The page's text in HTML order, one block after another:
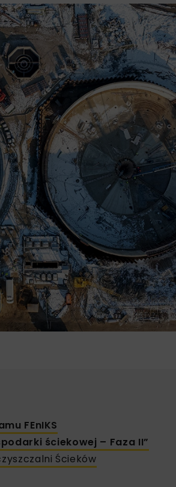
FEnIKS
ściekowej – Faza II”
Ścieków